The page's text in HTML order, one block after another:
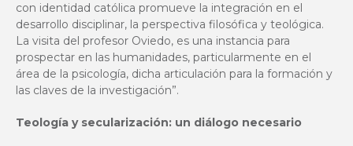
con identidad católica promueve la integración en el
desarrollo disciplinar, la perspectiva filosófica y teológica.
La visita del profesor Oviedo, es una instancia para
prospectar en las humanidades, particularmente en el
área de la psicología, dicha articulación para la formación y
las claves de la investigación”.
Teología y secularización: un diálogo necesario